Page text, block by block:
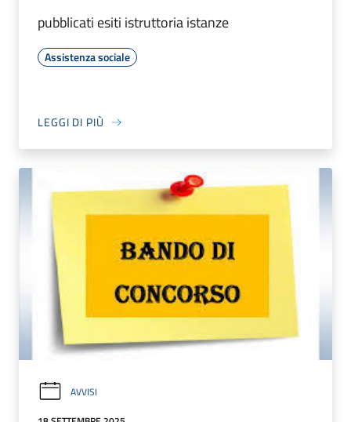
pubblicati esiti istruttoria istanze
Assistenza sociale
LEGGI DI PIÙ
AVVISI